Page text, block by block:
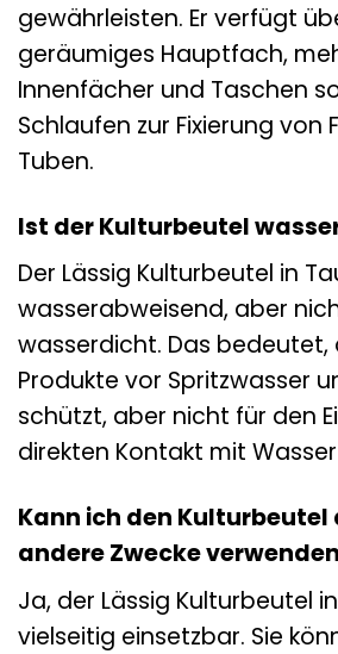
gewährleisten. Er verfügt
geräumiges Hauptfach,
Innenfächer und Taschen
Schlaufen zur Fixierung von
Tuben.
Ist der Kulturbeutel
Der Lässig Kulturbeutel in
wasserabweisend, aber
wasserdicht. Das bedeutet,
Produkte vor Spritzwasser
schützt, aber nicht für den
direkten Kontakt mit
Kann ich den Kulturbeutel
andere Zwecke
Ja, der Lässig Kulturbeutel
vielseitig einsetzbar. Sie